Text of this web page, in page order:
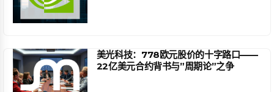
美光科技：778欧元股价的十字路口——
22亿美元合约背书与”周期论”之争